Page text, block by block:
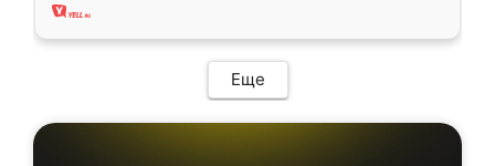
Еще